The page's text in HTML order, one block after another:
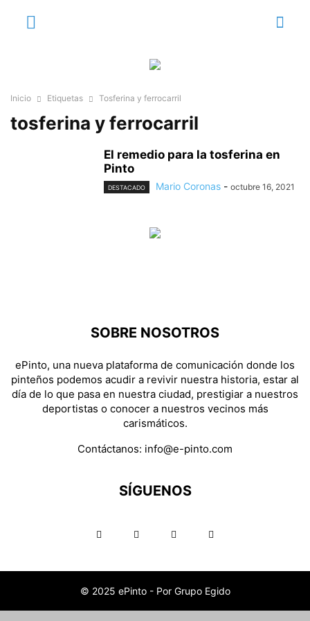
Inicio Etiquetas Tosferina y ferrocarril
tosferina y ferrocarril
El remedio para la tosferina en
Pinto
DESTACADO Mario Coronas - octubre 16, 2021
SOBRE NOSOTROS
ePinto, una nueva plataforma de comunicación donde los
pinteños podemos acudir a revivir nuestra historia, estar al
día de lo que pasa en nuestra ciudad, prestigiar a nuestros
deportistas o conocer a nuestros vecinos más
carismáticos.
Contáctanos: info@e-pinto.com
SÍGUENOS
© 2025 ePinto - Por Grupo Egido